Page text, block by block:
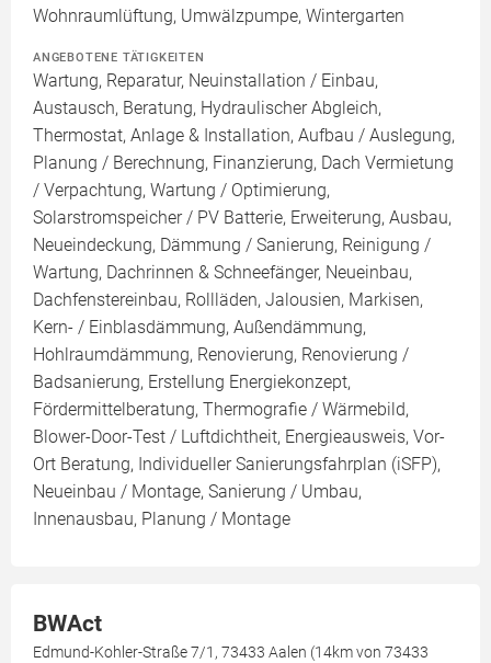
Wohnraumlüftung, Umwälzpumpe, Wintergarten
ANGEBOTENE TÄTIGKEITEN
Wartung, Reparatur, Neuinstallation / Einbau,
Austausch, Beratung, Hydraulischer Abgleich,
Thermostat, Anlage & Installation, Aufbau / Auslegung,
Planung / Berechnung, Finanzierung, Dach Vermietung
/ Verpachtung, Wartung / Optimierung,
Solarstromspeicher / PV Batterie, Erweiterung, Ausbau,
Neueindeckung, Dämmung / Sanierung, Reinigung /
Wartung, Dachrinnen & Schneefänger, Neueinbau,
Dachfenstereinbau, Rollläden, Jalousien, Markisen,
Kern- / Einblasdämmung, Außendämmung,
Hohlraumdämmung, Renovierung, Renovierung /
Badsanierung, Erstellung Energiekonzept,
Fördermittelberatung, Thermografie / Wärmebild,
Blower-Door-Test / Luftdichtheit, Energieausweis, Vor-
Ort Beratung, Individueller Sanierungsfahrplan (iSFP),
Neueinbau / Montage, Sanierung / Umbau,
Innenausbau, Planung / Montage
BWAct
Edmund-Kohler-Straße 7/1, 73433 Aalen (14km von 73433